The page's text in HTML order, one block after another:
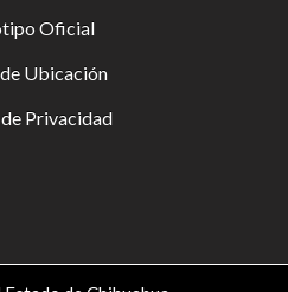
Oficial
Ubicación
Privacidad